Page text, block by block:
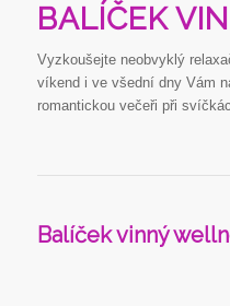
BALÍČEK
Vyzkoušejte neobvyklý
víkend i ve všední dny Vám
romantickou večeři při
Balíček vinný